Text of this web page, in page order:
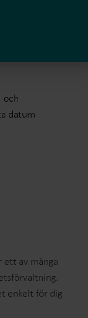
och
datum
av många
enkelt för dig